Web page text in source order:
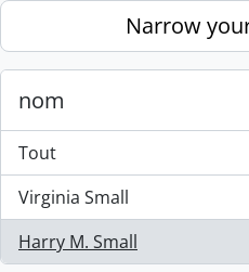
Skip to main contentNarrow
nom
Tout
Virginia Small
, 1 résultats
Harry M. Small
, 1 résultats